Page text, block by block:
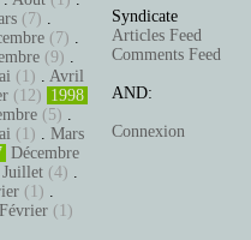
(7) .
(7) .
(9) .
(1) . Avril
(12) 1998
(5) .
(1) . Mars
Décembre
Juillet (4) .
(1) .
Février (1)
Syndicate
Articles Feed
Comments Feed
AND:
Connexion